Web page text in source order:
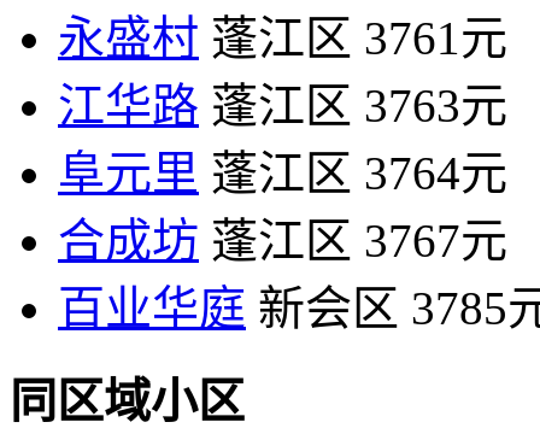
永盛村 蓬江区 3761元
江华路 蓬江区 3763元
阜元里 蓬江区 3764元
合成坊 蓬江区 3767元
百业华庭 新会区 3785
同区域小区